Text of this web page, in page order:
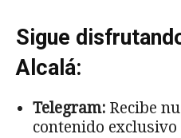
Sigue
Alcalá:
Telegram: Recibe
contenido exclusivo